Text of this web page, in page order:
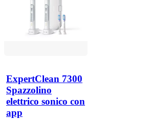
ExpertClean 7300
Spazzolino
elettrico sonico con
app